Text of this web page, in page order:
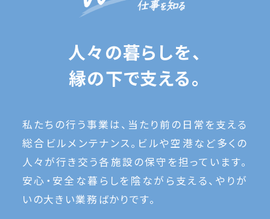
人々の暮らしを、
縁の下で支える。
私たちの行う事業は、当たり前の日常を支える
総合ビルメンテナンス。ビルや空港など多くの
人々が行き交う各施設の保守を担っています。
安心・安全な暮らしを陰ながら支える、やりが
いの大きい業務ばかりです。